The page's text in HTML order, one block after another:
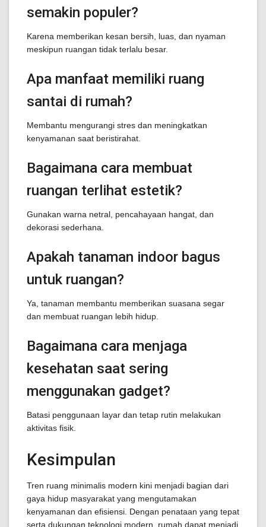
semakin populer?
Karena memberikan kesan bersih, luas, dan nyaman
meskipun ruangan tidak terlalu besar.
Apa manfaat memiliki ruang
santai di rumah?
Membantu mengurangi stres dan meningkatkan
kenyamanan saat beristirahat.
Bagaimana cara membuat
ruangan terlihat estetik?
Gunakan warna netral, pencahayaan hangat, dan
dekorasi sederhana.
Apakah tanaman indoor bagus
untuk ruangan?
Ya, tanaman membantu memberikan suasana segar
dan membuat ruangan lebih hidup.
Bagaimana cara menjaga
kesehatan saat sering
menggunakan gadget?
Batasi penggunaan layar dan tetap rutin melakukan
aktivitas fisik.
Kesimpulan
Tren ruang minimalis modern kini menjadi bagian dari
gaya hidup masyarakat yang mengutamakan
kenyamanan dan efisiensi. Dengan penataan yang tepat
serta dukungan teknologi modern, rumah dapat menjadi